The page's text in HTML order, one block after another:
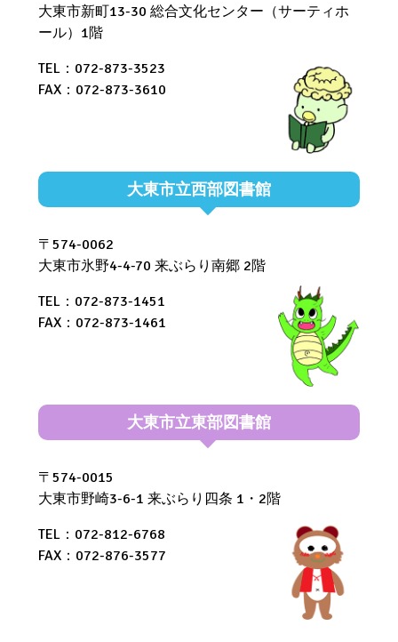
大東市新町13-30 総合文化センター（サーティホ
ール）1階
TEL：072-873-3523
FAX：072-873-3610
大東市立西部図書館
〒574-0062
大東市氷野4-4-70 来ぶらり南郷 2階
TEL：072-873-1451
FAX：072-873-1461
大東市立東部図書館
〒574-0015
大東市野崎3-6-1 来ぶらり四条 1・2階
TEL：072-812-6768
FAX：072-876-3577